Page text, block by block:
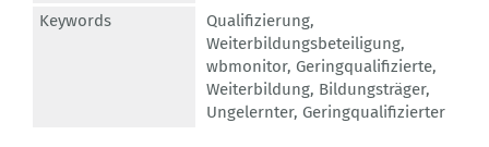
Keywords
Qualifizierung,
Weiterbildungsbeteiligung,
wbmonitor, Geringqualifizierte,
Weiterbildung, Bildungsträger,
Ungelernter, Geringqualifizierter